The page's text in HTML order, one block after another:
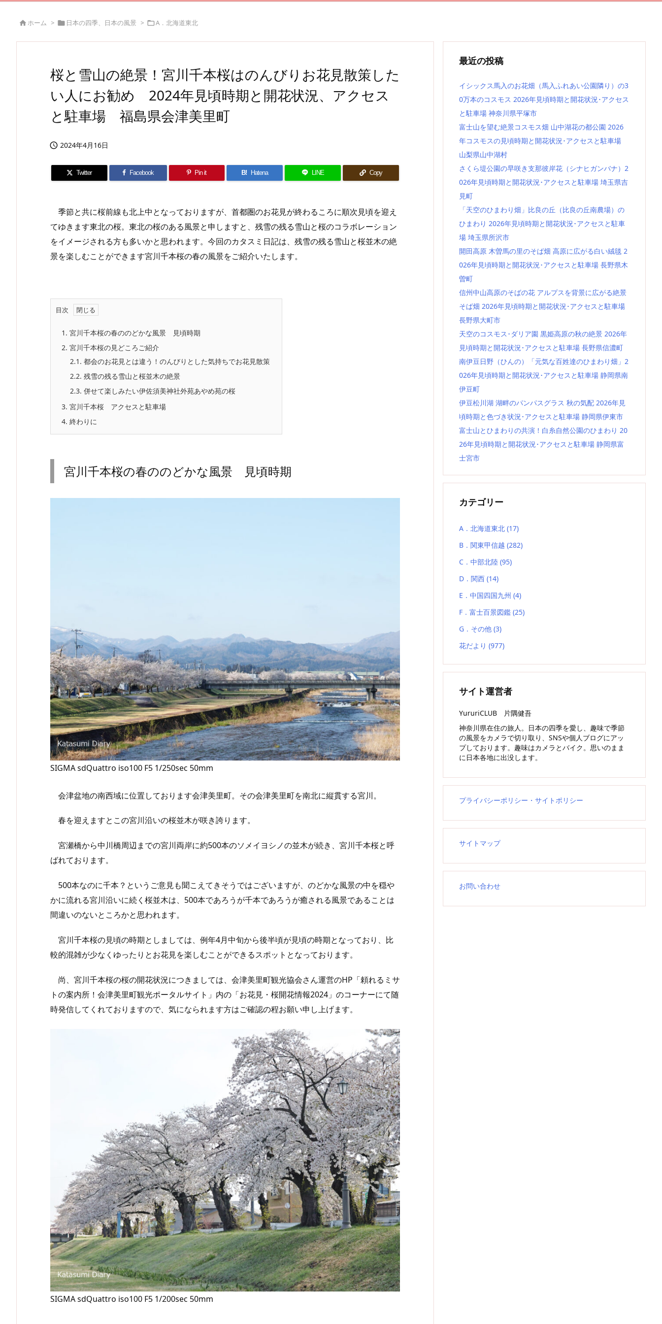
 ホーム >  日本の四季、日本の風景 > A．北海道東北
桜と雪山の絶景！宮川千本桜はのんびりお花見散策した
い人にお勧め 2024年見頃時期と開花状況、アクセス
と駐車場 福島県会津美里町
 2024年4月16日
Twitter Facebook Pin it B! Hatena LINE Copy
季節と共に桜前線も北上中となっておりますが、首都圏のお花見が終わるころに順次見頃を迎え
てゆきます東北の桜。東北の桜のある風景と申しますと、残雪の残る雪山と桜のコラボレーション
をイメージされる方も多いかと思われます。今回のカタスミ日記は、残雪の残る雪山と桜並木の絶
景を楽しむことができます宮川千本桜の春の風景をご紹介いたします。
目次
1. 宮川千本桜の春ののどかな風景 見頃時期
2. 宮川千本桜の見どころご紹介
2.1. 都会のお花見とは違う！のんびりとした気持ちでお花見散策
2.2. 残雪の残る雪山と桜並木の絶景
2.3. 併せて楽しみたい伊佐須美神社外苑あやめ苑の桜
3. 宮川千本桜 アクセスと駐車場
4. 終わりに
宮川千本桜の春ののどかな風景 見頃時期
SIGMA sdQuattro iso100 F5 1/250sec 50mm
会津盆地の南西域に位置しております会津美里町。その会津美里町を南北に縦貫する宮川。
春を迎えますとこの宮川沿いの桜並木が咲き誇ります。
宮瀬橋から中川橋周辺までの宮川両岸に約500本のソメイヨシノの並木が続き、宮川千本桜と呼
ばれております。
500本なのに千本？というご意見も聞こえてきそうではございますが、のどかな風景の中を穏や
かに流れる宮川沿いに続く桜並木は、500本であろうが千本であろうが癒される風景であることは
間違いのないところかと思われます。
宮川千本桜の見頃の時期としましては、例年4月中旬から後半頃が見頃の時期となっており、比
較的混雑が少なくゆったりとお花見を楽しむことができるスポットとなっております。
尚、宮川千本桜の桜の開花状況につきましては、会津美里町観光協会さん運営のHP「頼れるミサ
トの案内所！会津美里町観光ポータルサイト」内の「お花見・桜開花情報2024」のコーナーにて随
時発信してくれておりますので、気になられます方はご確認の程お願い申し上げます。
SIGMA sdQuattro iso100 F5 1/200sec 50mm
最近の投稿
イシックス馬入のお花畑（馬入ふれあい公園隣り）の3
0万本のコスモス 2026年見頃時期と開花状況･アクセス
と駐車場 神奈川県平塚市
富士山を望む絶景コスモス畑 山中湖花の都公園 2026
年コスモスの見頃時期と開花状況･アクセスと駐車場
山梨県山中湖村
さくら堤公園の早咲き支那彼岸花（シナヒガンバナ）2
026年見頃時期と開花状況･アクセスと駐車場 埼玉県吉
見町
「天空のひまわり畑」比良の丘（比良の丘南農場）の
ひまわり 2026年見頃時期と開花状況･アクセスと駐車
場 埼玉県所沢市
開田高原 木曽馬の里のそば畑 高原に広がる白い絨毯 2
026年見頃時期と開花状況･アクセスと駐車場 長野県木
曽町
信州中山高原のそばの花 アルプスを背景に広がる絶景
そば畑 2026年見頃時期と開花状況･アクセスと駐車場
長野県大町市
天空のコスモス･ダリア園 黒姫高原の秋の絶景 2026年
見頃時期と開花状況･アクセスと駐車場 長野県信濃町
南伊豆日野（ひんの）「元気な百姓達のひまわり畑」2
026年見頃時期と開花状況･アクセスと駐車場 静岡県南
伊豆町
伊豆松川湖 湖畔のパンパスグラス 秋の気配 2026年見
頃時期と色づき状況･アクセスと駐車場 静岡県伊東市
富士山とひまわりの共演！白糸自然公園のひまわり 20
26年見頃時期と開花状況･アクセスと駐車場 静岡県富
士宮市
カテゴリー
A．北海道東北 (17)
B．関東甲信越 (282)
C．中部北陸 (95)
D．関西 (14)
E．中国四国九州 (4)
F．富士百景図鑑 (25)
G．その他 (3)
花だより (977)
サイト運営者
YururiCLUB 片隅健吾
神奈川県在住の旅人。日本の四季を愛し、趣味で季節
の風景をカメラで切り取り、SNSや個人ブログにアッ
プしております。趣味はカメラとバイク。思いのまま
に日本各地に出没します。
プライバシーポリシー・サイトポリシー
サイトマップ
お問い合わせ